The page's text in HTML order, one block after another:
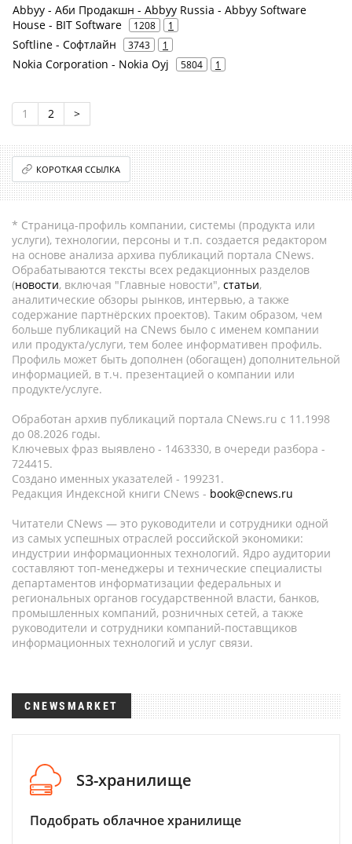
Abbyy - Аби Продакшн - Abbyy Russia - Abbyy Software
House - BIT Software
1208 1
Softline - Софтлайн 3743 1
Nokia Corporation - Nokia Oyj 5804 1
1 2 >
КОРОТКАЯ ССЫЛКА
* Страница-профиль компании, системы (продукта или
услуги), технологии, персоны и т.п. создается редактором
на основе анализа архива публикаций портала CNews.
Обрабатываются тексты всех редакционных разделов
(новости, включая "Главные новости", статьи,
аналитические обзоры рынков, интервью, а также
содержание партнёрских проектов). Таким образом, чем
больше публикаций на CNews было с именем компании
или продукта/услуги, тем более информативен профиль.
Профиль может быть дополнен (обогащен) дополнительной
информацией, в т.ч. презентацией о компании или
продукте/услуге.
Обработан архив публикаций портала CNews.ru c 11.1998
до 08.2026 годы.
Ключевых фраз выявлено - 1463330, в очереди разбора -
724415.
Создано именных указателей - 199231.
Редакция Индексной книги CNews - book@cnews.ru
Читатели CNews — это руководители и сотрудники одной
из самых успешных отраслей российской экономики:
индустрии информационных технологий. Ядро аудитории
составляют топ-менеджеры и технические специалисты
департаментов информатизации федеральных и
региональных органов государственной власти, банков,
промышленных компаний, розничных сетей, а также
руководители и сотрудники компаний-поставщиков
информационных технологий и услуг связи.
CNEWSMARKET
S3-хранилище
Подобрать облачное хранилище